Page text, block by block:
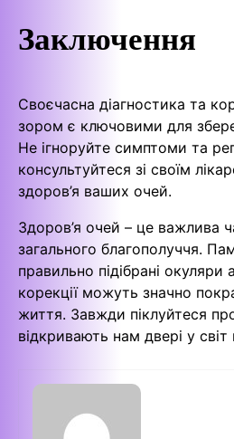
Заключення
Своєчасна діагностика та
зором є ключовими для
Не ігноруйте симптоми та
консультуйтеся зі своїм
здоров’я ваших очей.
Здоров’я очей – це важлива
загального благополуччя.
правильно підібрані окуляри
корекції можуть значно
життя. Завжди піклуйтеся
відкривають нам двері у